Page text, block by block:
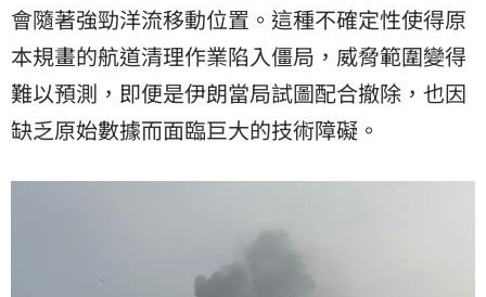
會隨著強勁洋流移動位置。這種不確定性使得原
本規畫的航道清理作業陷入僵局，威脅範圍變得
難以預測，即便是伊朗當局試圖配合撤除，也因
缺乏原始數據而面臨巨大的技術障礙。